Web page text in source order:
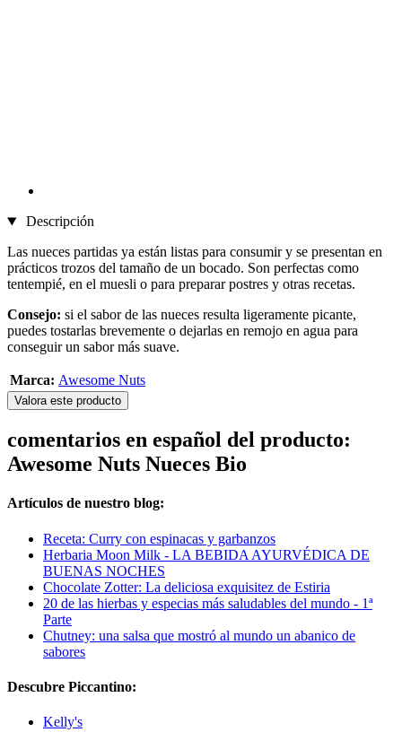
Descripción
Las nueces partidas ya están listas para consumir y se presentan en
prácticos trozos del tamaño de un bocado. Son perfectas como
tentempié, en el muesli o para preparar postres y otras recetas.
Consejo: si el sabor de las nueces resulta ligeramente picante,
puedes tostarlas brevemente o dejarlas en remojo en agua para
conseguir un sabor más suave.
Marca: Awesome Nuts
Valora este producto
comentarios en español del producto:
Awesome Nuts Nueces Bio
Artículos de nuestro blog:
Receta: Curry con espinacas y garbanzos
Herbaria Moon Milk - LA BEBIDA AYURVÉDICA DE
BUENAS NOCHES
Chocolate Zotter: La deliciosa exquisitez de Estiria
20 de las hierbas y especias más saludables del mundo - 1ª
Parte
Chutney: una salsa que mostró al mundo un abanico de
sabores
Descubre Piccantino:
Kelly's